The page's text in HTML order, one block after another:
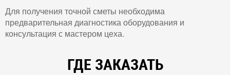
Для получения точной сметы необходима
предварительная диагностика оборудования и
консультация с мастером цеха.
ГДЕ ЗАКАЗАТЬ